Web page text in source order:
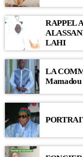
RAPPEL
LAHI
LA
Mamadou